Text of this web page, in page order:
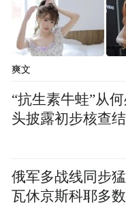
强势回归！今年
喜？
摄影：承德普宁寺
爽文
“抗生素牛蛙”从
头披露初步核查
俄军多战线同步
瓦休京斯科耶多